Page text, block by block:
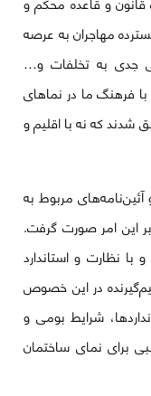
مهاجران به عرصه
جدی به تخلفات و…
فرهنگ ما در نماهای
شدند که نه با اقلیم و
و آئین‌نامه‌های مربوط به
این امر صورت گرفت.
با نظارت و استاندارد
در این خصوص
شرایط بومی و
برای نمای ساختمان